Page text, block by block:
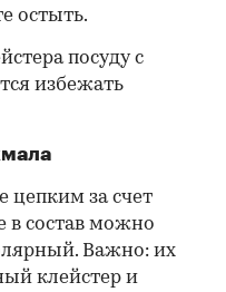
остыть.
посуду с
избежать
цепким за счет
в состав можно
Важно: их
клейстер и